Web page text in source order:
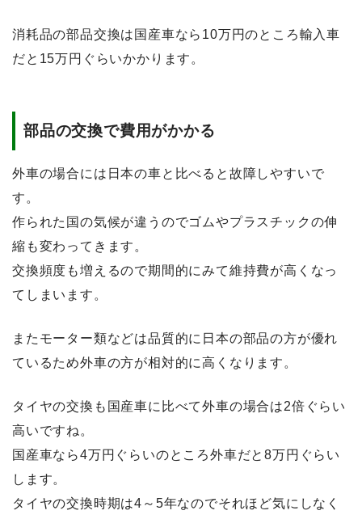
消耗品の部品交換は国産車なら10万円のところ輸入車
だと15万円ぐらいかかります。
部品の交換で費用がかかる
外車の場合には日本の車と比べると故障しやすいで
す。
作られた国の気候が違うのでゴムやプラスチックの伸
縮も変わってきます。
交換頻度も増えるので期間的にみて維持費が高くなっ
てしまいます。
またモーター類などは品質的に日本の部品の方が優れ
ているため外車の方が相対的に高くなります。
タイヤの交換も国産車に比べて外車の場合は2倍ぐらい
高いですね。
国産車なら4万円ぐらいのところ外車だと8万円ぐらい
します。
タイヤの交換時期は4～5年なのでそれほど気にしなく